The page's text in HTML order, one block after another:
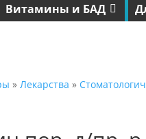
Витамины и БАД
» Лекарства »